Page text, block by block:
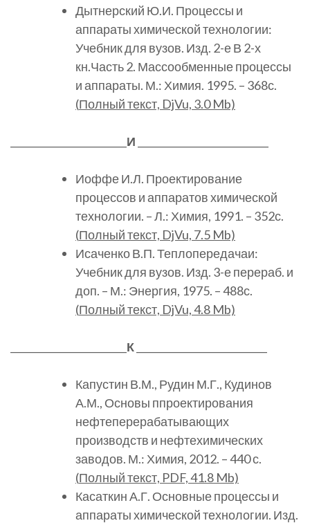
Дытнерский Ю.И. Процессы и
аппараты химической технологии:
Учебник для вузов. Изд. 2-е В 2-х
кн.Часть 2. Массообменные процессы
и аппараты. М.: Химия. 1995. – 368с.
(Полныйтекст, DjVu, 3.0 Mb)
И
Иоффе И.Л. Проектирование
процессов и аппаратов химической
технологии. – Л.: Химия, 1991. – 352с.
(Полныйтекст, DjVu, 7.5 Mb)
Исаченко В.П. Теплопередачаи:
Учебник для вузов. Изд. 3-е перераб. и
доп. – М.: Энергия, 1975. – 488с.
(Полныйтекст, DjVu, 4.8 Mb)
К
Капустин В.М., Рудин М.Г., Кудинов
А.М., Основы ппроектирования
нефтеперерабатывающих
производств и нефтехимических
заводов. М.: Химия, 2012. – 440 с.
(Полныйтекст, PDF, 41.8 Mb)
Касаткин А.Г. Основные процессы и
аппараты химической технологии. Изд.